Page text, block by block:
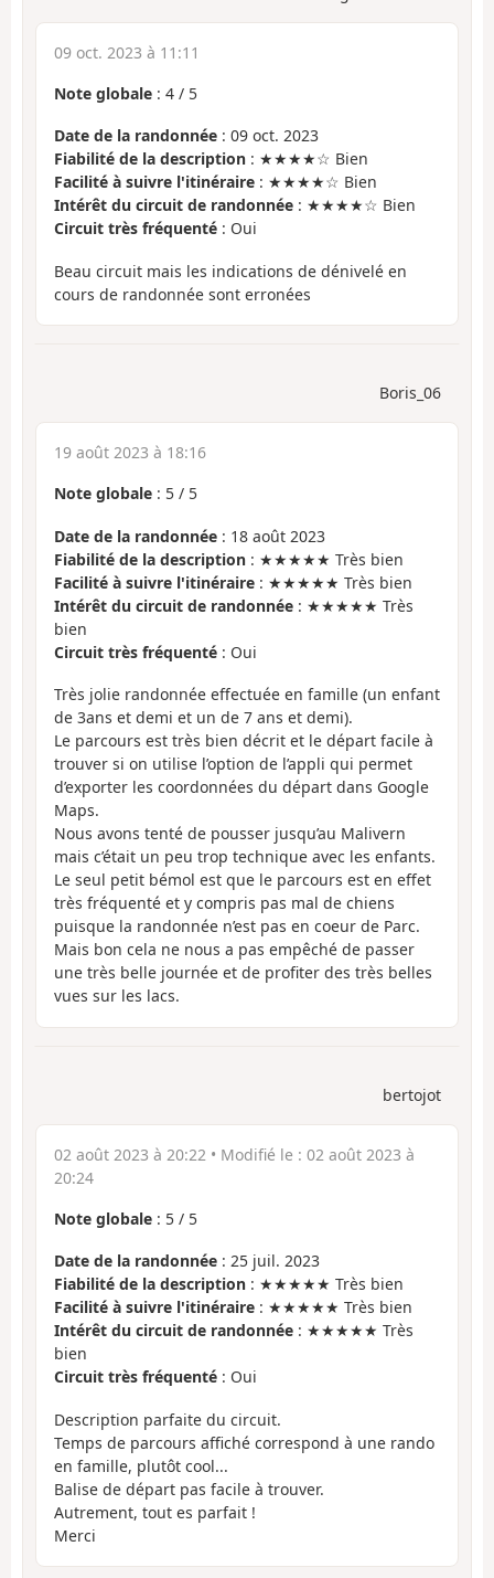
09 oct. 2023 à 11:11
Note globale : 4 / 5
Date de la randonnée : 09 oct. 2023
Fiabilité de la description : ★★★★☆ Bien
Facilité à suivre l'itinéraire : ★★★★☆ Bien
Intérêt du circuit de randonnée : ★★★★☆ Bien
Circuit très fréquenté : Oui
Beau circuit mais les indications de dénivelé en
cours de randonnée sont erronées
Boris_06
19 août 2023 à 18:16
Note globale : 5 / 5
Date de la randonnée : 18 août 2023
Fiabilité de la description : ★★★★★ Très bien
Facilité à suivre l'itinéraire : ★★★★★ Très bien
Intérêt du circuit de randonnée : ★★★★★ Très
bien
Circuit très fréquenté : Oui
Très jolie randonnée effectuée en famille (un enfant
de 3ans et demi et un de 7 ans et demi).
Le parcours est très bien décrit et le départ facile à
trouver si on utilise l’option de l’appli qui permet
d’exporter les coordonnées du départ dans Google
Maps.
Nous avons tenté de pousser jusqu’au Malivern
mais c’était un peu trop technique avec les enfants.
Le seul petit bémol est que le parcours est en effet
très fréquenté et y compris pas mal de chiens
puisque la randonnée n’est pas en coeur de Parc.
Mais bon cela ne nous a pas empêché de passer
une très belle journée et de profiter des très belles
vues sur les lacs.
bertojot
02 août 2023 à 20:22 • Modifié le : 02 août 2023 à
20:24
Note globale : 5 / 5
Date de la randonnée : 25 juil. 2023
Fiabilité de la description : ★★★★★ Très bien
Facilité à suivre l'itinéraire : ★★★★★ Très bien
Intérêt du circuit de randonnée : ★★★★★ Très
bien
Circuit très fréquenté : Oui
Description parfaite du circuit.
Temps de parcours affiché correspond à une rando
en famille, plutôt cool...
Balise de départ pas facile à trouver.
Autrement, tout es parfait !
Merci